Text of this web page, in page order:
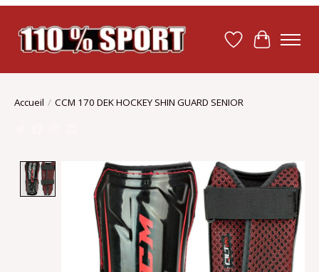
Liste dePanier
Accueil / CCM 170 DEK HOCKEY SHIN GUARD SENIOR
Product image slideshow Items